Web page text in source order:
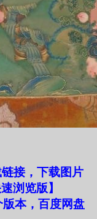
链接，下载图片
浏览版】
版本，百度网盘